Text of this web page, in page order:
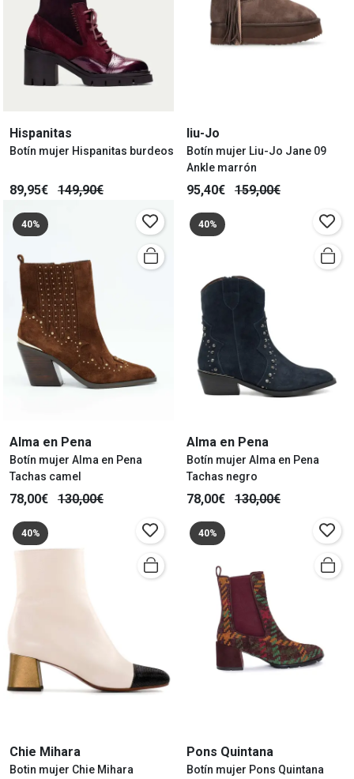
Hispanitas
Botín mujer Hispanitas burdeos
89,95€ 149,90€
liu-Jo
Botín mujer Liu-Jo Jane 09
Ankle marrón
95,40€ 159,00€
40%
Alma en Pena
Botín mujer Alma en Pena
Tachas camel
78,00€ 130,00€
40%
Alma en Pena
Botín mujer Alma en Pena
Tachas negro
78,00€ 130,00€
40%
Chie Mihara
Botin mujer Chie Mihara
40%
Pons Quintana
Botín mujer Pons Quintana